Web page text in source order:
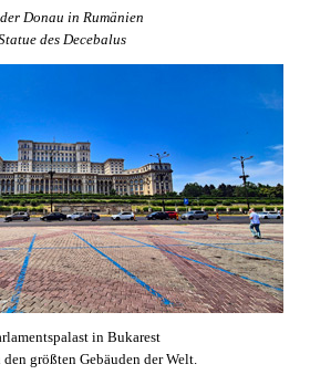
Donau in Rumänien
des Decebalus
in Bukarest
größten Gebäuden der Welt.